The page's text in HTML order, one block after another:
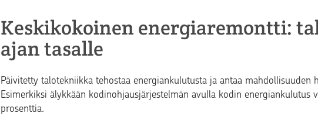
Keskikokoinen energiaremontti:
ajan tasalle
Päivitetty talotekniikka tehostaa energiankulutusta ja antaa mahdollisuuden
Esimerkiksi älykkään kodinohjausjärjestelmän avulla kodin energiankulutus
prosenttia.